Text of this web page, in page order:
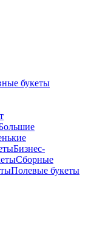
букеты
Бизнес-
Сборные
Полевые букеты